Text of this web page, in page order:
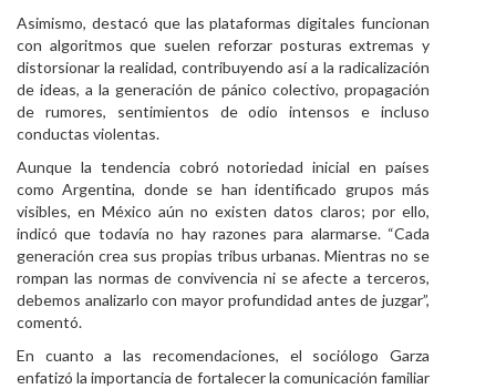
Asimismo, destacó que las plataformas digitales funcionan
con algoritmos que suelen reforzar posturas extremas y
distorsionar la realidad, contribuyendo así a la radicalización
de ideas, a la generación de pánico colectivo, propagación
de rumores, sentimientos de odio intensos e incluso
conductas violentas.
Aunque la tendencia cobró notoriedad inicial en países
como Argentina, donde se han identificado grupos más
visibles, en México aún no existen datos claros; por ello,
indicó que todavía no hay razones para alarmarse. “Cada
generación crea sus propias tribus urbanas. Mientras no se
rompan las normas de convivencia ni se afecte a terceros,
debemos analizarlo con mayor profundidad antes de juzgar”,
comentó.
En cuanto a las recomendaciones, el sociólogo Garza
enfatizó la importancia de fortalecer la comunicación familiar